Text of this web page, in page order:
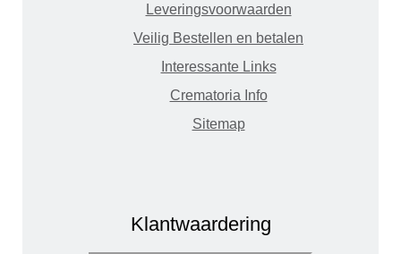
Leveringsvoorwaarden
Veilig Bestellen en betalen
Interessante Links
Crematoria Info
Sitemap
Klantwaardering